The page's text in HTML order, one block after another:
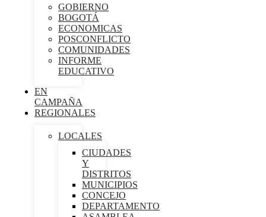
GOBIERNO
BOGOTÁ
ECONOMICAS
POSCONFLICTO
COMUNIDADES
INFORME
EDUCATIVO
EN
CAMPAÑA
REGIONALES
LOCALES
CIUDADES
Y
DISTRITOS
MUNICIPIOS
CONCEJO
DEPARTAMENTO